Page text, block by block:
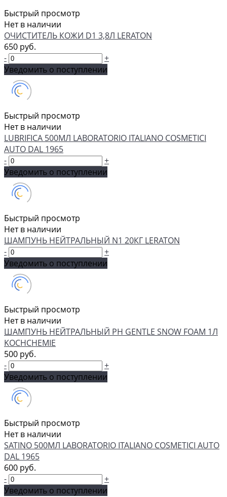
Быстрый просмотр
Нет в наличии
ОЧИСТИТЕЛЬ КОЖИ D1 3,8Л LERATON
650 руб.
-
+
Уведомить о поступлении
Быстрый просмотр
Нет в наличии
LUBRIFICA 500МЛ LABORATORIO ITALIANO COSMETICI
AUTO DAL 1965
-
+
Уведомить о поступлении
Быстрый просмотр
Нет в наличии
ШАМПУНЬ НЕЙТРАЛЬНЫЙ N1 20КГ LERATON
-
+
Уведомить о поступлении
Быстрый просмотр
Нет в наличии
ШАМПУНЬ НЕЙТРАЛЬНЫЙ PH GENTLE SNOW FOAM 1Л
KOCHCHEMIE
500 руб.
-
+
Уведомить о поступлении
Быстрый просмотр
Нет в наличии
SATINO 500МЛ LABORATORIO ITALIANO COSMETICI AUTO
DAL 1965
600 руб.
-
+
Уведомить о поступлении